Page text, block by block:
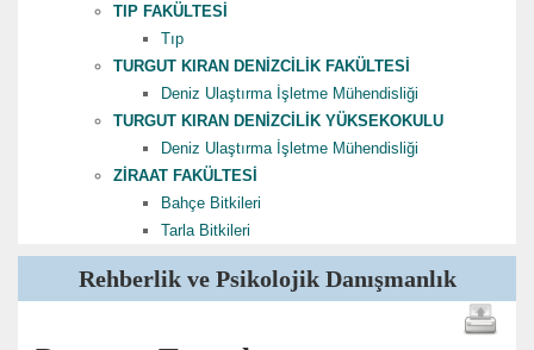
TIP FAKÜLTESİ
Tıp
TURGUT KIRAN DENİZCİLİK FAKÜLTESİ
Deniz Ulaştırma İşletme Mühendisliği
TURGUT KIRAN DENİZCİLİK YÜKSEKOKULU
Deniz Ulaştırma İşletme Mühendisliği
ZİRAAT FAKÜLTESİ
Bahçe Bitkileri
Tarla Bitkileri